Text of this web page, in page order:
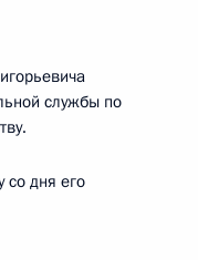
службы по
со дня его